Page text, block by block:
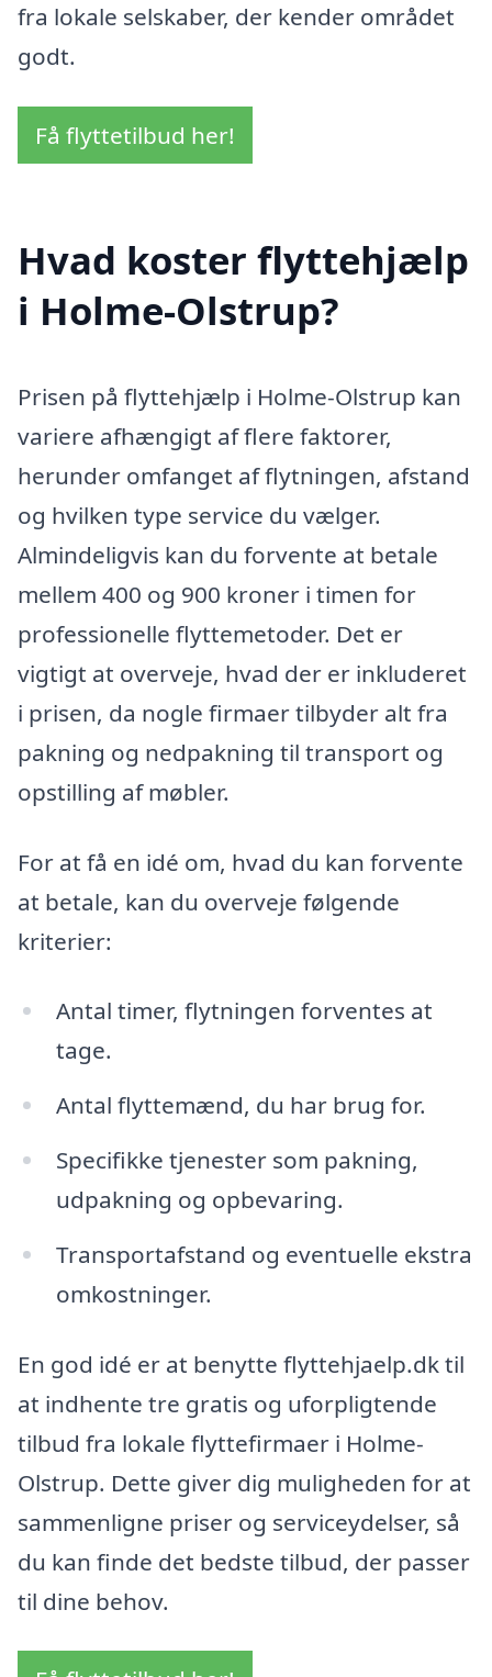
fra lokale selskaber, der kender området
godt.
Få flyttetilbud her!
Hvad koster flyttehjælp
i Holme-Olstrup?
Prisen på flyttehjælp i Holme-Olstrup kan
variere afhængigt af flere faktorer,
herunder omfanget af flytningen, afstand
og hvilken type service du vælger.
Almindeligvis kan du forvente at betale
mellem 400 og 900 kroner i timen for
professionelle flyttemetoder. Det er
vigtigt at overveje, hvad der er inkluderet
i prisen, da nogle firmaer tilbyder alt fra
pakning og nedpakning til transport og
opstilling af møbler.
For at få en idé om, hvad du kan forvente
at betale, kan du overveje følgende
kriterier:
Antal timer, flytningen forventes at
tage.
Antal flyttemænd, du har brug for.
Specifikke tjenester som pakning,
udpakning og opbevaring.
Transportafstand og eventuelle ekstra
omkostninger.
En god idé er at benytte flyttehjaelp.dk til
at indhente tre gratis og uforpligtende
tilbud fra lokale flyttefirmaer i Holme-
Olstrup. Dette giver dig muligheden for at
sammenligne priser og serviceydelser, så
du kan finde det bedste tilbud, der passer
til dine behov.